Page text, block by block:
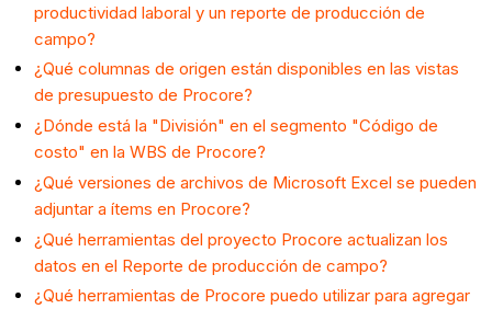
productividad laboral y un reporte de producción de
campo?
¿Qué columnas de origen están disponibles en las vistas
de presupuesto de Procore?
¿Dónde está la "División" en el segmento "Código de
costo" en la WBS de Procore?
¿Qué versiones de archivos de Microsoft Excel se pueden
adjuntar a ítems en Procore?
¿Qué herramientas del proyecto Procore actualizan los
datos en el Reporte de producción de campo?
¿Qué herramientas de Procore puedo utilizar para agregar